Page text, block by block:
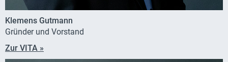
Klemens Gutmann
Gründer und Vorstand
Zur VITA »